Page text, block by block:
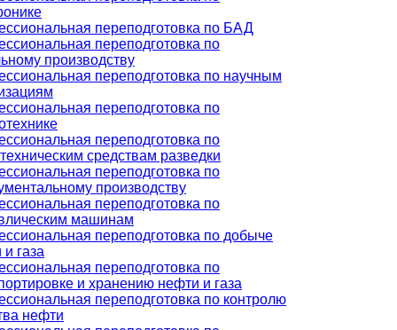
переподготовка по БАД
переподготовка по
производству
переподготовка по научным
переподготовка по
переподготовка по
средствам разведки
переподготовка по
производству
переподготовка по
машинам
переподготовка по добыче
газа
переподготовка по
и хранению нефти и газа
переподготовка по контролю
нефти